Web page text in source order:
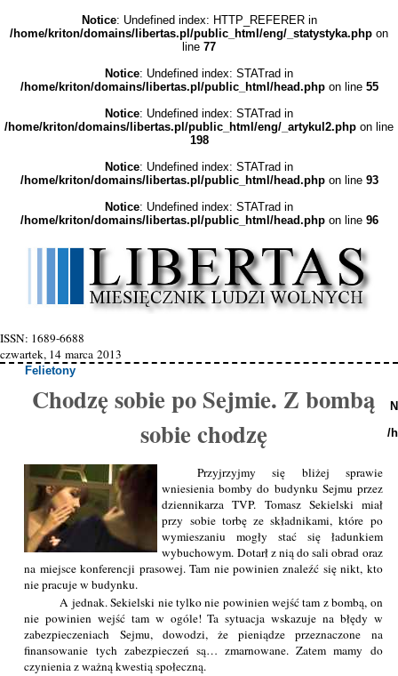
Notice: Undefined index: HTTP_REFERER in
/home/kriton/domains/libertas.pl/public_html/eng/_statystyka.php on
line 77
Notice: Undefined index: STATrad in
/home/kriton/domains/libertas.pl/public_html/head.phpon line 55
Notice: Undefined index: STATrad in
/home/kriton/domains/libertas.pl/public_html/eng/_artykul2.php on line
198
Notice: Undefined index: STATrad in
/home/kriton/domains/libertas.pl/public_html/head.phpon line 93
Notice: Undefined index: STATrad in
/home/kriton/domains/libertas.pl/public_html/head.phpon line 96
ISSN: 1689-6688
czwartek, 14 marca 2013
Felietony
Chodzę sobie po Sejmie. Z bombą
sobie chodzę
Przyjrzyjmy się bliżej sprawie
wniesienia bomby do budynku Sejmu przez
dziennikarza TVP. Tomasz Sekielski miał
przy sobie torbę ze składnikami, które po
wymieszaniu mogły stać się ładunkiem
wybuchowym. Dotarł z nią do sali obrad oraz
na miejsce konferencji prasowej. Tam nie powinien znaleźć się nikt, kto
nie pracuje w budynku.
A jednak. Sekielski nie tylko nie powinien wejść tam z bombą, on
nie powinien wejść tam w ogóle! Ta sytuacja wskazuje na błędy w
zabezpieczeniach Sejmu, dowodzi, że pieniądze przeznaczone na
finansowanie tych zabezpieczeń są… zmarnowane. Zatem mamy do
czynienia z ważną kwestią społeczną.
/